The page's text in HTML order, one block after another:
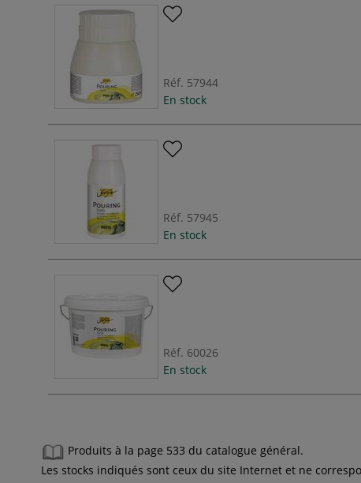
Réf. 57944
En stock
Réf. 57945
En stock
Réf. 60026
En stock
Produits à la page 533 du catalogue général.
Les stocks indiqués sont ceux du site Internet et ne